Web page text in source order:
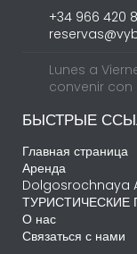
+34 966 420
Lunes a
convenir con
БЫСТРЫЕ
Главная страница
Аренда
Dolgosrochnaya
ТУРИСТИЧЕСКИЕ
О нас
Связаться с нами